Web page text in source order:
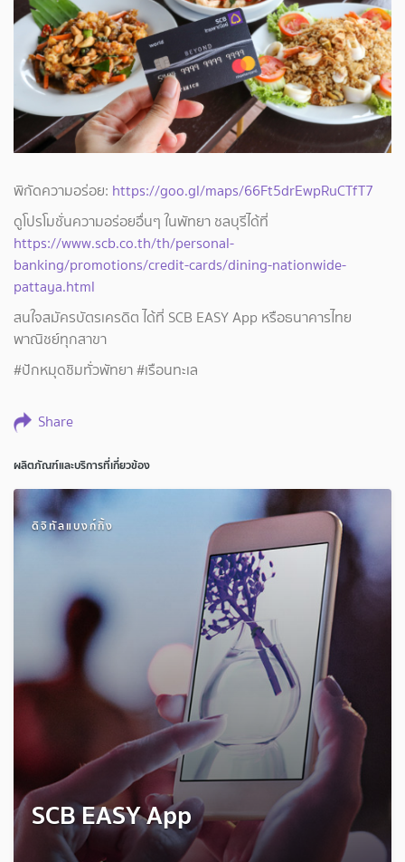
พิกัดความอร่อย: https://goo.gl/maps/66Ft5drEwpRuCTfT7
ดูโปรโมชั่นความอร่อยอื่นๆ ในพัทยา ชลบุรีได้ที่
https://www.scb.co.th/th/personal-
banking/promotions/credit-cards/dining-nationwide-
pattaya.html
สนใจสมัครบัตรเครดิต ได้ที่ SCB EASY App หรือธนาคารไทย
พาณิชย์ทุกสาขา
#ปักหมุดชิมทั่วพัทยา #เรือนทะเล
Share
ผลิตภัณฑ์และบริการที่เกี่ยวข้อง
ดิจิทัลแบงก์กิ้ง
SCB EASY App